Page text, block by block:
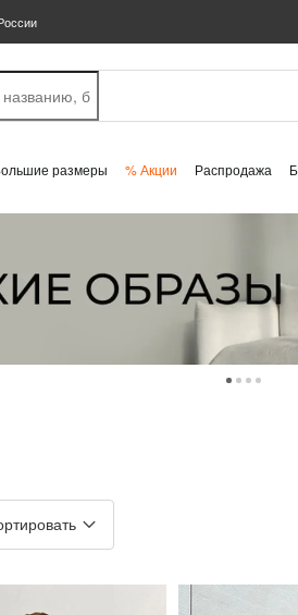
размеры % Акции Распродажа